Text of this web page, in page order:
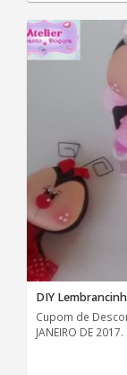
DIY
Cupom de
JANEIRO DE